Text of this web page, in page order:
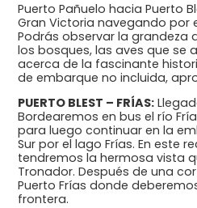
Puerto Pañuelo hacia Puerto
Gran Victoria navegando por
Podrás observar la grandeza
los bosques, las aves que se
acerca de la fascinante
de embarque no incluida,
PUERTO BLEST – FRÍAS:
Bordearemos en bus el río
para luego continuar en la
Sur por el lago Frías. En este
tendremos la hermosa vista
Tronador. Después de una
Puerto Frías donde
frontera.